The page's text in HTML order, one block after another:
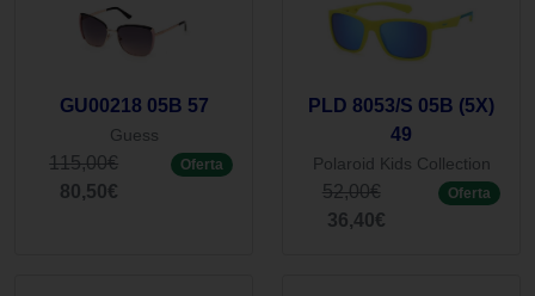
GU00218 05B 57
Guess
115,00€
80,50€
Oferta
PLD 8053/S 05B (5X)
49
Polaroid Kids Collection
52,00€
36,40€
Oferta